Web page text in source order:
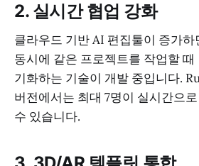
2. 실시간 협업 강화
클라우드 기반 AI 편집툴이 증가
동시에 같은 프로젝트를 작업할
기화하는 기술이 개발 중입니다.
버전에서는 최대 7명이 실시간으
수 있습니다.